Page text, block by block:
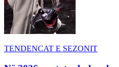
TENDENCAT E SEZONIT